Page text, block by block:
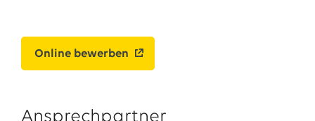
Online bewerben
Ansprechpartner